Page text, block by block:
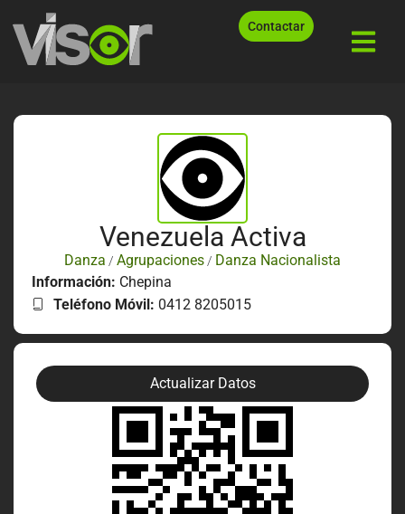
Contactar
Venezuela Activa
Danza / Agrupaciones / Danza Nacionalista
Información: Chepina
Teléfono Móvil: 0412 8205015
Actualizar Datos